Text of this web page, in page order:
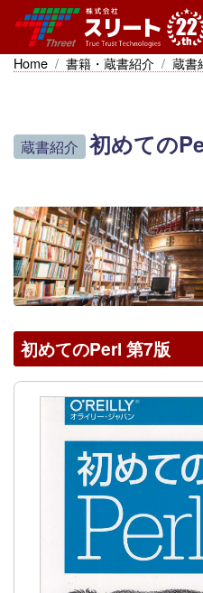
Home 書籍・蔵書紹介 蔵書
蔵書紹介 初めての
初めてのPerl 第7版